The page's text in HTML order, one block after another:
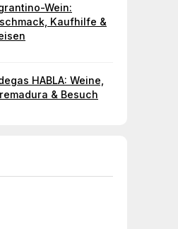
Wein:
Kaufhilfe &
HABLA: Weine,
& Besuch